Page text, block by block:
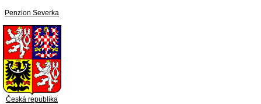
Penzion Severka
Česká republika